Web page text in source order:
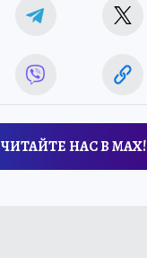
ЧИТАЙТЕ НАС В МАХ!